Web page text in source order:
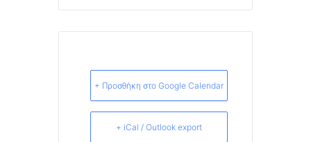
+ Προσθήκη στο Google Calendar
+ iCal / Outlook export